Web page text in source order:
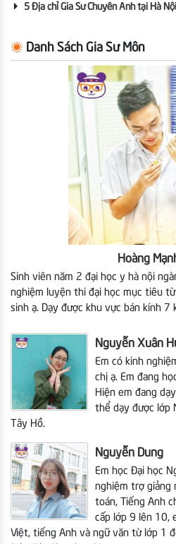
5 Địa chỉ Gia Sư Chuyên Anh tại Hà
Danh Sách Gia Sư Môn
Hoàng
Sinh viên năm 2 đại học y hà nội
nghiệm luyện thi đại học mục tiêu
sinh ạ. Dạy được khu vực bán kính 7
Nguyễn Xuân
Em có kinh
chị ạ. Em đang
Hiện em đang
thể dạy được lớp
Tây Hồ.
Nguyễn Dung
Em học Đại học
nghiệm trợ giảng
toán, Tiếng Anh
cấp lớp 9 lên 10,
Việt, tiếng Anh và ngữ văn từ lớp 1